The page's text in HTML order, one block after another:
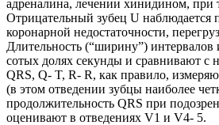
адреналина, лечении хинидином, при
Отрицательный зубец U наблюдается
коронарной недостаточности,
Длительность (“ширину”) интервалов
сотых долях секунды и сравнивают с
QRS, Q- T, R- R, как правило,
(в этом отведении зубцы наиболее
продолжительность QRS при
оценивают в отведениях V1 и V4- 5.